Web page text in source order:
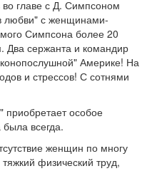
во главе с Д. Симпсоном
любви" с женщинами-
Симпсона более 20
Два сержанта и командир
Америке! На
и стрессов! С сотнями
особое
всегда.
женщин по многу
физический труд,